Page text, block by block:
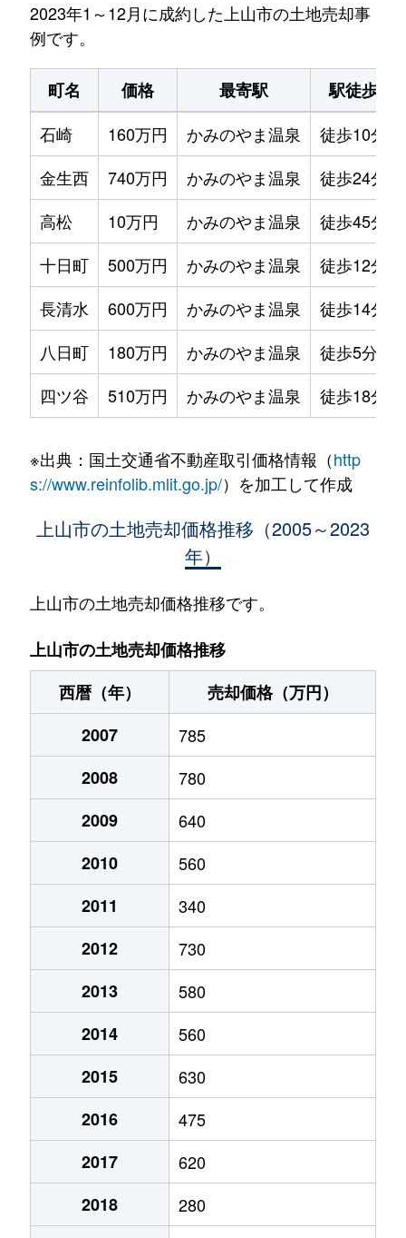
2023年1～12月に成約した上山市の土地売却事
例です。
町名 価格 最寄駅 駅徒歩
石崎
160万円 かみのやま温泉 徒歩10分
金生西
740万円 かみのやま温泉 徒歩24分
高松
10万円 かみのやま温泉 徒歩45分
十日町
500万円 かみのやま温泉 徒歩12分
長清水
600万円 かみのやま温泉 徒歩14分
八日町
180万円 かみのやま温泉 徒歩5分
四ツ谷
510万円 かみのやま温泉 徒歩18分
※出典：国土交通省不動産取引価格情報（http
s://www.reinfolib.mlit.go.jp/）を加工して作成
上山市の土地売却価格推移（2005～2023
年）
上山市の土地売却価格推移です。
上山市の土地売却価格推移
西暦（年）
売却価格（万円）
2007
785
2008
780
2009
640
2010
560
2011
340
2012
730
2013
580
2014
560
2015
630
2016
475
2017
620
2018
280